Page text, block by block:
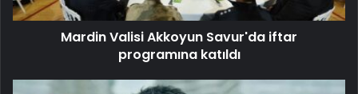
Mardin Valisi Akkoyun Savur'da iftar
programına katıldı